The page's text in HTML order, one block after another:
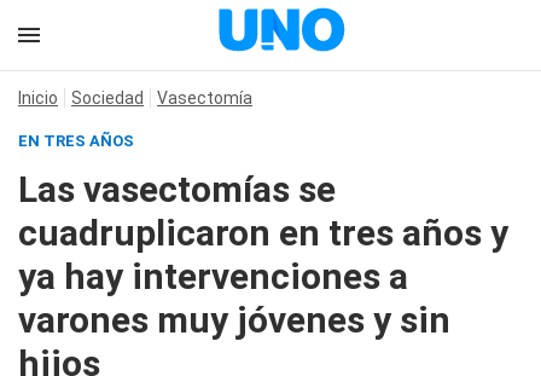
Inicio Sociedad Vasectomía
EN TRES AÑOS
Las vasectomías se
cuadruplicaron en tres años y
ya hay intervenciones a
varones muy jóvenes y sin
hijos